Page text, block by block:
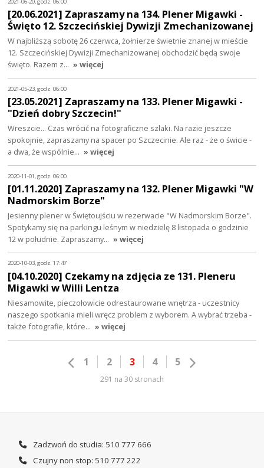
[20.06.2021] Zapraszamy na 134. Plener Migawki -
Święto 12. Szczecińskiej Dywizji Zmechanizowanej
W najbliższą sobotę 26 czerwca, żołnierze świetnie znanej w mieście
12. Szczecińskiej Dywizji Zmechanizowanej obchodzić będą swoje
święto. Razem z… » więcej
2021-05-23, godz. 06:00
[23.05.2021] Zapraszamy na 133. Plener Migawki -
"Dzień dobry Szczecin!"
Wreszcie... Czas wrócić na fotograficzne szlaki. Na razie jeszcze
spokojnie, zapraszamy na spacer po Szczecinie. Ale raz - że o świcie -
a dwa, że wspólnie… » więcej
2020-11-01, godz. 06:00
[01.11.2020] Zapraszamy na 132. Plener Migawki "W
Nadmorskim Borze"
Jesienny plener w Świętoujściu w rezerwacie "W Nadmorskim Borze".
Spotykamy się na parkingu leśnym w niedzielę 8 listopada o godzinie
12 w południe. Zapraszamy… » więcej
2020-10-03, godz. 17:47
[04.10.2020] Czekamy na zdjęcia ze 131. Pleneru
Migawki w Willi Lentza
Niesamowite, pieczołowicie odrestaurowane wnętrza - uczestnicy
naszego spotkania mieli wręcz problem z wyborem. A wybrać trzeba -
także fotografie, które… » więcej
1 2 3 4 5
291 na 30 stronach
Zadzwoń do studia: 510 777 666
Czujny non stop: 510 777 222